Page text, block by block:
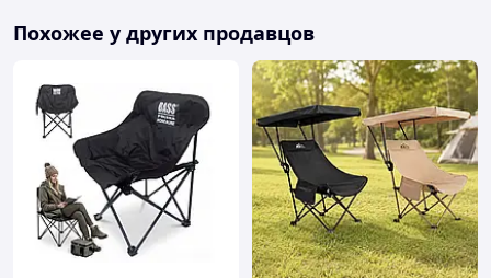
Похожее у других продавцов